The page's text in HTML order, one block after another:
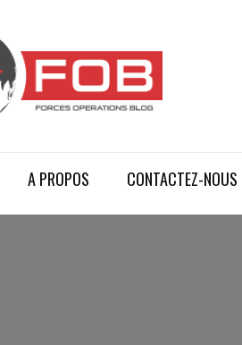
A PROPOS CONTACTEZ-NOUS